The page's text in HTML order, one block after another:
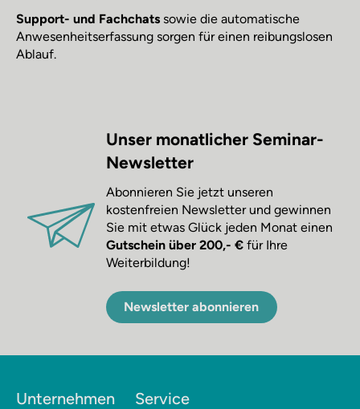
Support- und Fachchats sowie die automatische
Anwesenheitserfassung sorgen für einen reibungslosen
Ablauf.
Unser monatlicher Seminar-
Newsletter
Abonnieren Sie jetzt unseren
kostenfreien Newsletter und gewinnen
Sie mit etwas Glück jeden Monat einen
Gutschein über 200,- € für Ihre
Weiterbildung!
Newsletter abonnieren
Unternehmen Service